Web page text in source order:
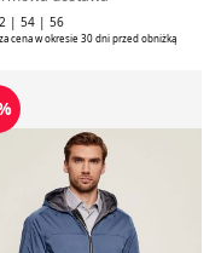
| 54 | 56
cena w okresie 30 dni przed obniżką
męska na wiosnę